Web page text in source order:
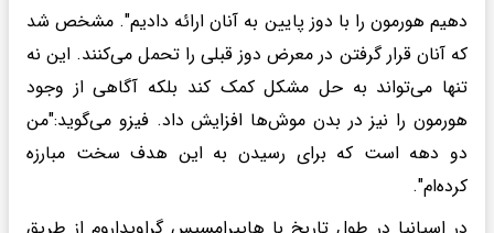
دهیم هورمون را با دوز پایین به آنان ارائه دادیم". مشخص شد
که آنان قرار گرفتن در معرض دوز قبلی را تحمل می‌کنند. این نه
تنها می‌تواند به حل مشکل کمک کند بلکه آگاهی از وجود
هورمون را نیز در بدن موش‌ها افزایش داد. فیزو می‌گوید:"من
دو دهه است که برای رسیدن به این هدف سخت مبارزه
کرده‌ام".